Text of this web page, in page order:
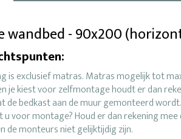
wandbed - 90x200
is exclusief matras. Matras mogelijk tot
je kiest voor zelfmontage houdt er dan
de bedkast aan de muur gemonteerd wordt.
u voor montage? Houd er dan rekening
de monteurs niet gelijktijdig zijn.